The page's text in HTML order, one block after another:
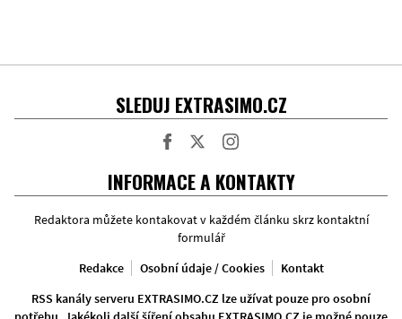
SLEDUJ EXTRASIMO.CZ
INFORMACE A KONTAKTY
Redaktora můžete kontakovat v každém článku skrz kontaktní
formulář
Redakce
Osobní údaje / Cookies
Kontakt
RSS kanály serveru EXTRASIMO.CZ lze užívat pouze pro osobní